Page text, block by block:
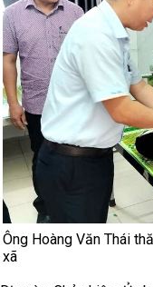
Ông Hoàng Văn Thái
xã